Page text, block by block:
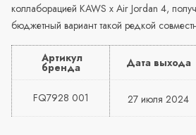
коллаборацией KAWS x Air Jordan 4,
бюджетный вариант такой редкой
Артикул
бренда Дата выхода
FQ7928 001 27 июля 2024